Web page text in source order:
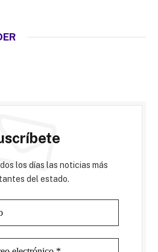
los días las noticias más
del estado.